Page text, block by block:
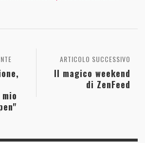
ARTICOLO SUCCESSIVO
Il magico weekend
di ZenFeed